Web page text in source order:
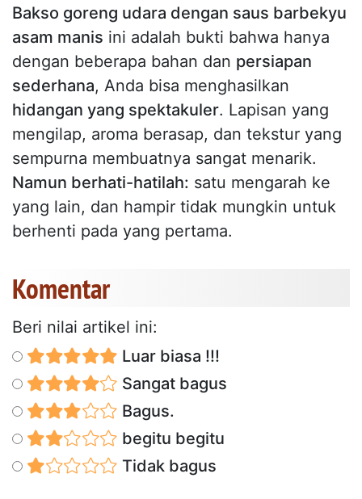
Bakso goreng udara dengan saus barbekyu
asam manis ini adalah bukti bahwa hanya
dengan beberapa bahan dan persiapan
sederhana, Anda bisa menghasilkan
hidangan yang spektakuler. Lapisan yang
mengilap, aroma berasap, dan tekstur yang
sempurna membuatnya sangat menarik.
Namun berhati-hatilah: satu mengarah ke
yang lain, dan hampir tidak mungkin untuk
berhenti pada yang pertama.
Komentar
Beri nilai artikel ini:
Luar biasa !!!
Sangat bagus
Bagus.
begitu begitu
Tidak bagus